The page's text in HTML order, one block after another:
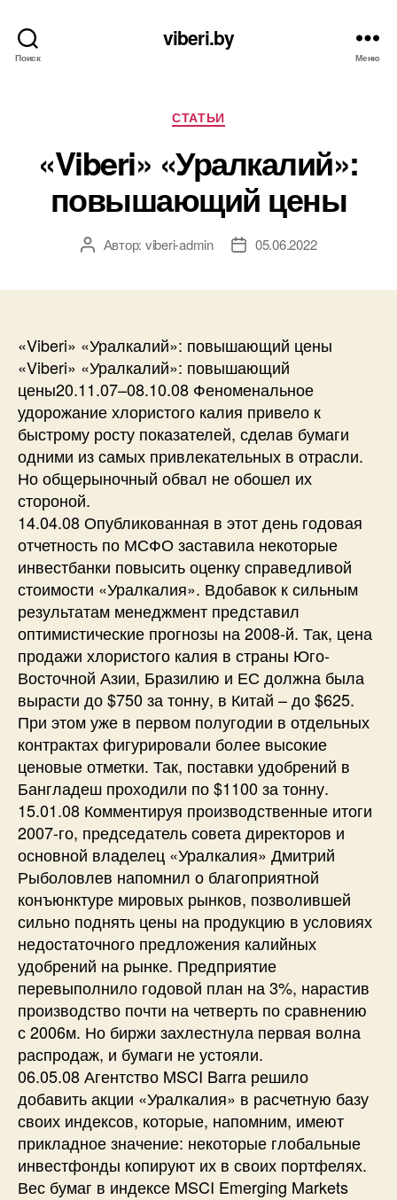
Поиск
viberi.by
Меню
Рубрики
СТАТЬИ
«Viberi» «Уралкалий»:
повышающий цены
АвторАвтор: viberi-admin
Дата05.06.2022
«Viberi» «Уралкалий»: повышающий цены
«Viberi» «Уралкалий»: повышающий
цены20.11.07–08.10.08 Феноменальное
удорожание хлористого калия привело к
быстрому росту показателей, сделав бумаги
одними из самых привлекательных в отрасли.
Но общерыночный обвал не обошел их
стороной.
14.04.08 Опубликованная в этот день годовая
отчетность по МСФО заставила некоторые
инвестбанки повысить оценку справедливой
стоимости «Уралкалия». Вдобавок к сильным
результатам менеджмент представил
оптимистические прогнозы на 2008-й. Так, цена
продажи хлористого калия в страны Юго-
Восточной Азии, Бразилию и ЕС должна была
вырасти до $750 за тонну, в Китай – до $625.
При этом уже в первом полугодии в отдельных
контрактах фигурировали более высокие
ценовые отметки. Так, поставки удобрений в
Бангладеш проходили по $1100 за тонну.
15.01.08 Комментируя производственные итоги
2007-го, председатель совета директоров и
основной владелец «Уралкалия» Дмитрий
Рыболовлев напомнил о благоприятной
конъюнктуре мировых рынков, позволившей
сильно поднять цены на продукцию в условиях
недостаточного предложения калийных
удобрений на рынке. Предприятие
перевыполнило годовой план на 3%, нарастив
производство почти на четверть по сравнению
с 2006м. Но биржи захлестнула первая волна
распродаж, и бумаги не устояли.
06.05.08 Агентство MSCI Barra решило
добавить акции «Уралкалия» в расчетную базу
своих индексов, которые, напомним, имеют
прикладное значение: некоторые глобальные
инвестфонды копируют их в своих портфелях.
Вес бумаг в индексе MSCI Emerging Markets